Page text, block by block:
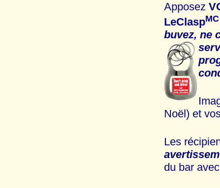
Apposez
LeClaspMC
buvez, ne
Noël) et
Les
du bar